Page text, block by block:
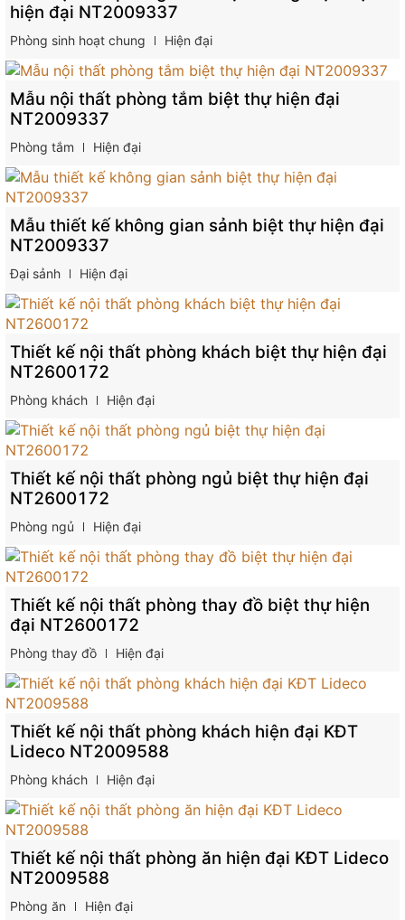
hiện đại NT2009337
Phòng sinh hoạt chung Hiện đại
Mẫu nội thất phòng tắm biệt thự hiện đại
NT2009337
Phòng tắm Hiện đại
Mẫu thiết kế không gian sảnh biệt thự hiện đại
NT2009337
Đại sảnh Hiện đại
Thiết kế nội thất phòng khách biệt thự hiện đại
NT2600172
Phòng khách Hiện đại
Thiết kế nội thất phòng ngủ biệt thự hiện đại
NT2600172
Phòng ngủ Hiện đại
Thiết kế nội thất phòng thay đồ biệt thự hiện
đại NT2600172
Phòng thay đồ Hiện đại
Thiết kế nội thất phòng khách hiện đại KĐT
Lideco NT2009588
Phòng khách Hiện đại
Thiết kế nội thất phòng ăn hiện đại KĐT Lideco
NT2009588
Phòng ăn Hiện đại